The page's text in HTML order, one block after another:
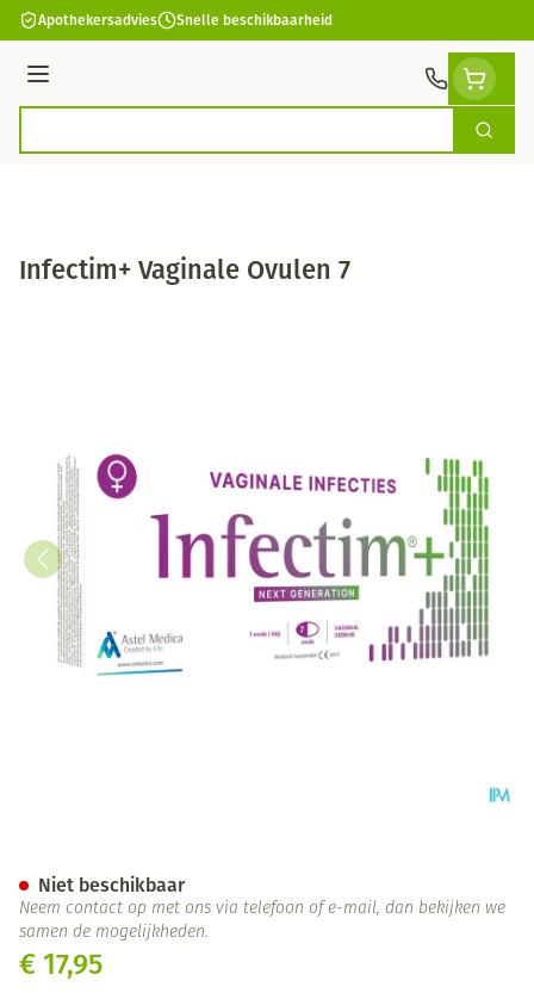
Ga naar de inhoud
Apothekersadvies Snelle beschikbaarheid
Menu
Zoek
Infectim+ Vaginale Ovulen 7
€ 17,95
Niet beschikbaar
Neem contact op met ons via telefoon of e-mail, dan bekijken we
samen de mogelijkheden.